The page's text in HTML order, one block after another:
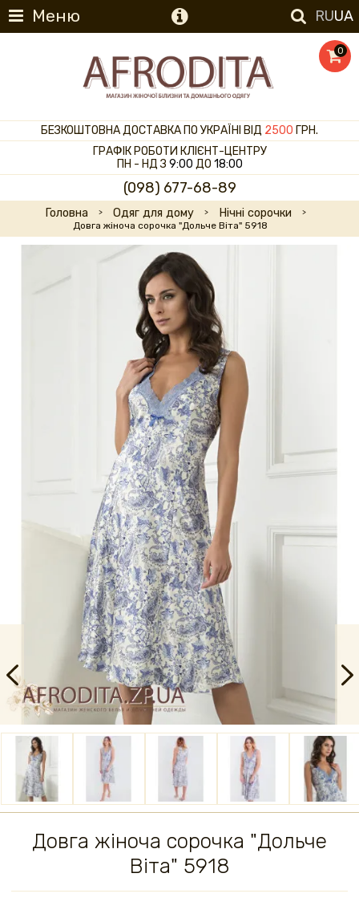
Меню RUUA
0
БЕЗКОШТОВНА ДОСТАВКА ПО УКРАЇНІ ВІД 2500 ГРН.
ГРАФІК РОБОТИ КЛІЄНТ-ЦЕНТРУ
ПН - НД З 9:00 ДО 18:00
(098) 677-68-89
Головна Одяг для дому Нічні сорочки
Довга жіноча сорочка "Дольче Віта" 5918
Довга жіноча сорочка "Дольче
Віта" 5918